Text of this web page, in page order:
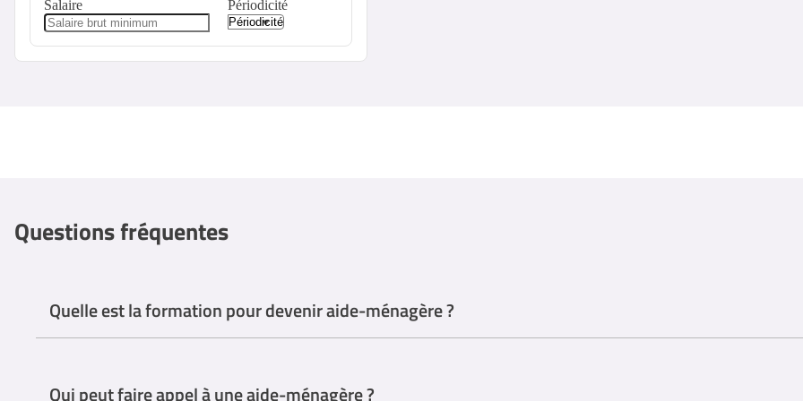
Salaire Périodicité
Questions fréquentes
Quelle est la formation pour devenir aide-ménagère ?
Certains organismes proposent des programmes de formation professionnelle spécifiques aux services d'aide à domicile.
Qui peut faire appel à une aide-ménagère ?